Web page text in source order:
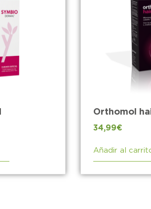
Orthomol
34,99€
Añadir al